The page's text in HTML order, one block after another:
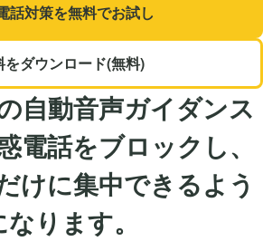
話対策を無料でお試し
をダウンロード(無料)
自動音声ガイダンス
電話をブロックし、
けに集中できるよう
なります。